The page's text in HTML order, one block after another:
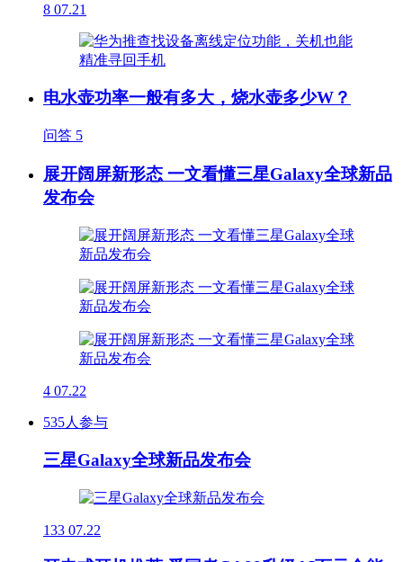
8 07.21
电水壶功率一般有多大，烧水壶多少W？
问答 5
展开阔屏新形态 一文看懂三星Galaxy全球新品
发布会
4 07.22
535人参与
三星Galaxy全球新品发布会
133 07.22